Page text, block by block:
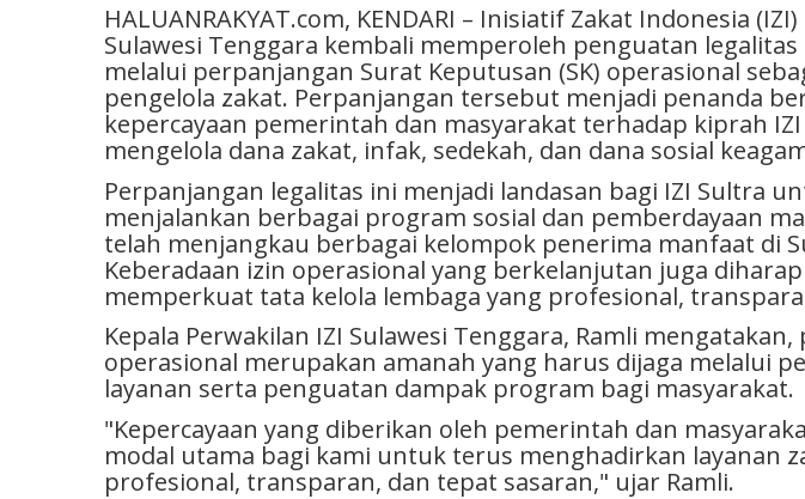
HALUANRAKYAT.com, KENDARI – Inisiatif Zakat Indonesia
Sulawesi Tenggara kembali memperoleh penguatan legalitas
melalui perpanjangan Surat Keputusan (SK) operasional
pengelola zakat. Perpanjangan tersebut menjadi penanda
kepercayaan pemerintah dan masyarakat terhadap kiprah
mengelola dana zakat, infak, sedekah, dan dana sosial
Perpanjangan legalitas ini menjadi landasan bagi IZI Sultra
menjalankan berbagai program sosial dan pemberdayaan
telah menjangkau berbagai kelompok penerima manfaat di
Keberadaan izin operasional yang berkelanjutan juga
memperkuat tata kelola lembaga yang profesional,
Kepala Perwakilan IZI Sulawesi Tenggara, Ramli mengatakan,
operasional merupakan amanah yang harus dijaga melalui
layanan serta penguatan dampak program bagi masyarakat.
"Kepercayaan yang diberikan oleh pemerintah dan
modal utama bagi kami untuk terus menghadirkan layanan
profesional, transparan, dan tepat sasaran," ujar Ramli.